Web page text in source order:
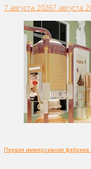
7 августа 20267 августа
Первая иммерсивная